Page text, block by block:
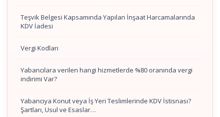
Teşvik Belgesi Kapsamında Yapılan İnşaat Harcamalarında
KDV İadesi
Vergi Kodları
Yabancılara verilen hangi hizmetlerde %80 oranında vergi
indirimi Var?
Yabancıya Konut veya İş Yeri Teslimlerinde KDV İstisnası?
Şartları, Usul ve Esaslar…